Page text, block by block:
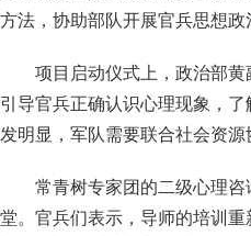
方法，协助部队开展官兵思想
项目启动仪式上，政治部
引导官兵正确认识心理现象，
发明显，军队需要联合社会资
常青树专家团的二级心理咨
堂。官兵们表示，导师的培训